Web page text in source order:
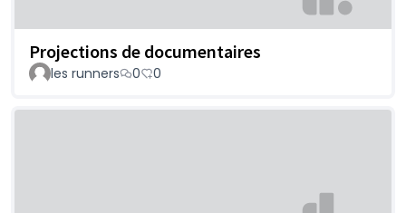
Projections de documentaires
les runners 0 0